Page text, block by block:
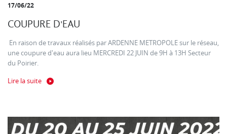
17/06/22
COUPURE D'EAU
En raison de travaux réalisés par ARDENNE METROPOLE sur le réseau,
une coupure d'eau aura lieu MERCREDI 22 JUIN de 9H à 13H Secteur
du Poirier.
Lire la suite